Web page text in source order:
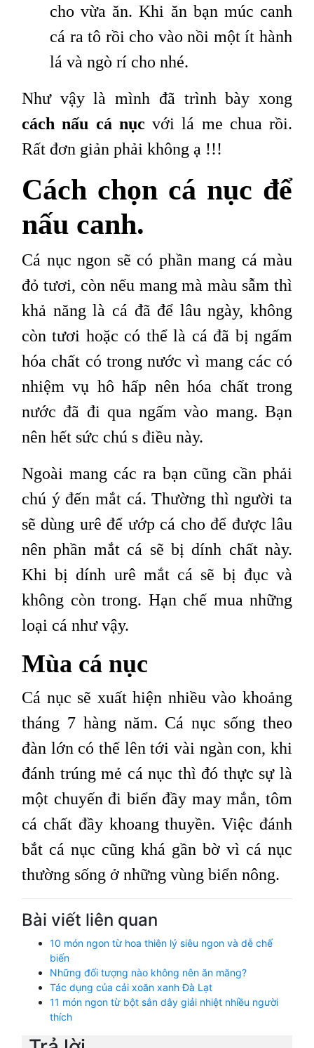
cho vừa ăn. Khi ăn bạn múc canh
cá ra tô rồi cho vào nồi một ít hành
lá và ngò rí cho nhé.
Như vậy là mình đã trình bày xong
cách nấu cá nục với lá me chua rồi.
Rất đơn giản phải không ạ !!!
Cách chọn cá nục để
nấu canh.
Cá nục ngon sẽ có phần mang cá màu
đỏ tươi, còn nếu mang mà màu sẫm thì
khả năng là cá đã để lâu ngày, không
còn tươi hoặc có thể là cá đã bị ngấm
hóa chất có trong nước vì mang các có
nhiệm vụ hô hấp nên hóa chất trong
nước đã đi qua ngấm vào mang. Bạn
nên hết sức chú s điều này.
Ngoài mang các ra bạn cũng cần phải
chú ý đến mắt cá. Thường thì người ta
sẽ dùng urê để ướp cá cho để được lâu
nên phần mắt cá sẽ bị dính chất này.
Khi bị dính urê mắt cá sẽ bị đục và
không còn trong. Hạn chế mua những
loại cá như vậy.
Mùa cá nục
Cá nục sẽ xuất hiện nhiều vào khoảng
tháng 7 hàng năm. Cá nục sống theo
đàn lớn có thể lên tới vài ngàn con, khi
đánh trúng mẻ cá nục thì đó thực sự là
một chuyến đi biển đầy may mắn, tôm
cá chất đầy khoang thuyền. Việc đánh
bắt cá nục cũng khá gần bờ vì cá nục
thường sống ở những vùng biển nông.
Bài viết liên quan
10 món ngon từ hoa thiên lý siêu ngon và dễ chế
biến
Những đối tượng nào không nên ăn măng?
Tác dụng của cải xoăn xanh Đà Lạt
11 món ngon từ bột sắn dây giải nhiệt nhiều người
thích